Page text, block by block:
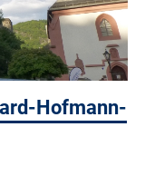
Hofmann-